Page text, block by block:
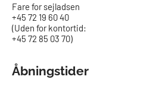
Fare for sejladsen
+45 72 19 60 40
(Uden for kontortid:
+45 72 85 03 70)
Åbningstider